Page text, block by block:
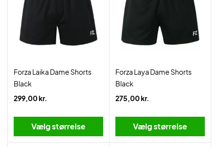
Forza Laika Dame Shorts
Black
299,00 kr.
Vælg størrelse
Forza Laya Dame Shorts
Black
275,00 kr.
Vælg størrelse